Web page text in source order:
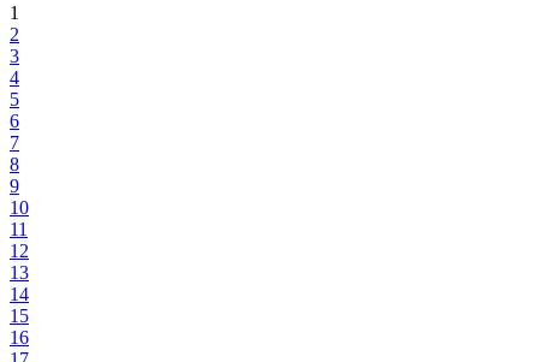
1
2
3
4
5
6
7
8
9
10
11
12
13
14
15
16